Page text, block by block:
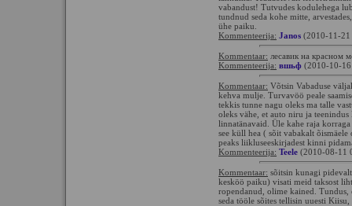
vabandust! Tutvudes kodulehega
tundnud seda kohe mitte,
ühe paiku.
Kommenteerija: Janos (2010-11-
Kommentaar: лесавик на красном
Kommenteerija: вшьф (2010-10-
Kommentaar: Võtsin Vabaduse
kehva mulje. Turvavöö peale
tekkis tunne nagu oleks ma talle
oleks vähe, et auto niru ja
linnatänavaid. Üle kahe raja
see küll hea ( sõit vabakalt
peaks liikluseeskirjadest kinni
Kommenteerija: Teele (2010-08-11
Kommentaar: sõitsin kunagi
kesköö paiku) visati meid taksost
ropendanud, olime kained.
seda tööle sõites tellisin uuesti